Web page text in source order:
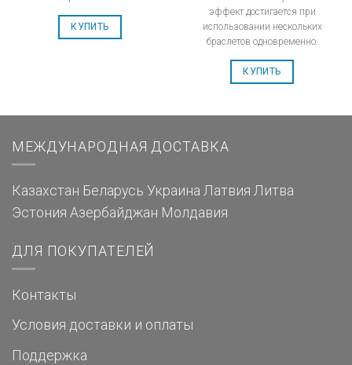
КУПИТЬ
эффект достигается при
использовании нескольких
браслетов одновременно.
КУПИТЬ
МЕЖДУНАРОДНАЯ ДОСТАВКА
Казахстан Беларусь Украина Латвия Литва
Эстония Азербайджан Молдавия
ДЛЯ ПОКУПАТЕЛЕЙ
Контакты
Условия доставки и оплаты
Поддержка